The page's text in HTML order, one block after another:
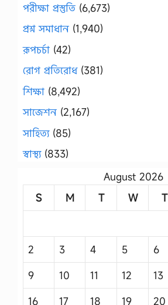
পরীক্ষা প্রস্তুতি (6,673)
প্রশ্ন সমাধান (1,940)
রূপচর্চা (42)
রোগ প্রতিরোধ(381)
শিক্ষা (8,492)
সাজেশন (2,167)
সাহিত্য(85)
স্বাস্থ্য(833)
August 2026
S
M T W T
2
3 4 5 6
9
10 11 12 13
16
17 18 19 20